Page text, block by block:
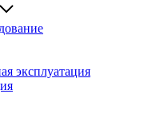
эксплуатация